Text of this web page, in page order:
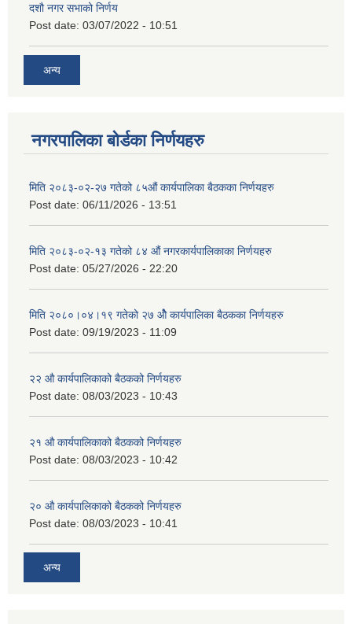
दशौ नगर सभाको निर्णय
Post date: 03/07/2022 - 10:51
अन्य
नगरपालिका बोर्डका निर्णयहरु
मिति २०८३-०२-२७ गतेको ८५औं कार्यपालिका बैठकका निर्णयहरु
Post date: 06/11/2026 - 13:51
मिति २०८३-०२-१३ गतेको ८४ औं नगरकार्यपालिकाका निर्णयहरु
Post date: 05/27/2026 - 22:20
मिति २०८०।०४।१९ गतेको २७ ‌‍‌ओेै कार्यपालिका बैठकका निर्णयहरु
Post date: 09/19/2023 - 11:09
२‍२ औ कार्यपालिकाको बैठकको निर्णयहरु
Post date: 08/03/2023 - 10:43
२‍१ औ कार्यपालिकाको बैठकको निर्णयहरु
Post date: 08/03/2023 - 10:42
२‍० औ कार्यपालिकाको बैठकको निर्णयहरु
Post date: 08/03/2023 - 10:41
अन्य